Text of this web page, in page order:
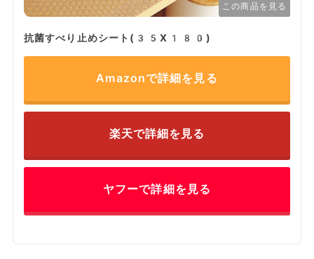
この商品を見る
抗菌すべり止めシート(35X180)
Amazonで詳細を見る
楽天で詳細を見る
ヤフーで詳細を見る